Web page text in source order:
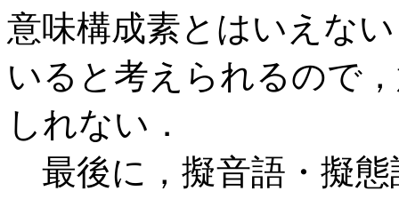
意味構成素とはいえな
いると考えられるので
しれない．
最後に，擬音語・擬態